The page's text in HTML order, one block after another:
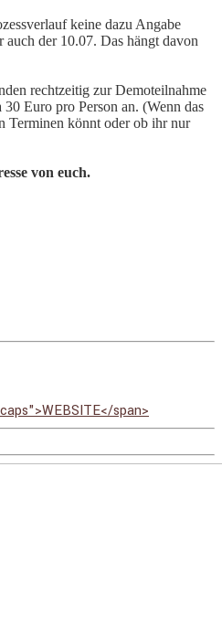
keine dazu Angabe
der 10.07. Das hängt davon
rechtzeitig zur Demoteilnahme
Euro pro Person an. (Wenn das
Terminen könnt oder ob ihr nur
von euch.